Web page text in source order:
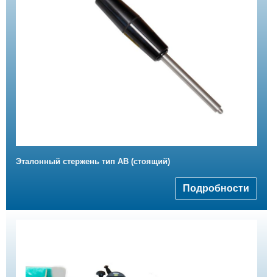
Эталонный стержень тип АВ (стоящий)
Подробности